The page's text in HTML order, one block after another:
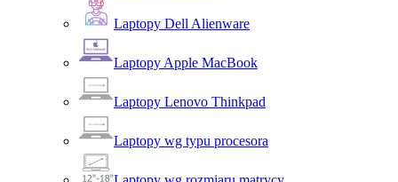
Laptopy Dell Alienware
Laptopy Apple MacBook
Laptopy Lenovo Thinkpad
Laptopy wg typu procesora